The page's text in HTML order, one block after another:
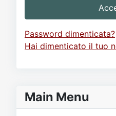
Password dimenticata?
Hai dimenticato il tuo
Main Menu